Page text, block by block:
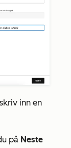
inn en
på Neste